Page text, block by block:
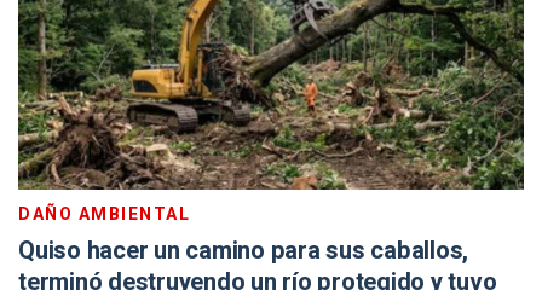
DAÑO AMBIENTAL
Quiso hacer un camino para sus caballos,
terminó destruyendo un río protegido y tuvo